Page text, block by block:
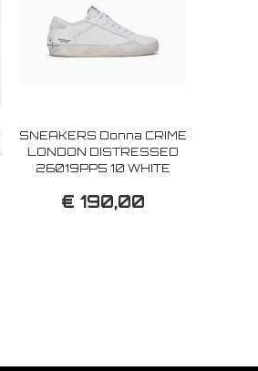
SNEAKERS Donna CRIME
LONDON DISTRESSED
26019PP5 10 WHITE
€ 190,00